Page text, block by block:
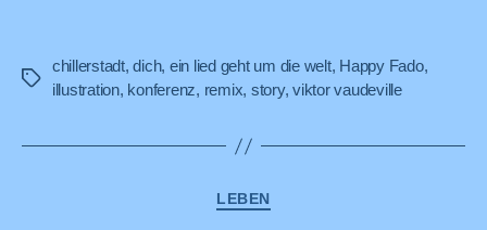
Schlagwörter
chillerstadt,dich, ein lied geht um die welt, Happy Fado,
illustration, konferenz, remix, story,viktor vaudeville
Kategorien
LEBEN